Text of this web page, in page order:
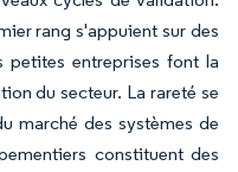
rang s'appuient sur des
petites entreprises font la
du secteur. La rareté se
marché des systèmes de
constituent des